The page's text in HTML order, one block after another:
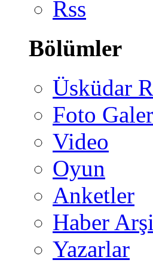
Rss
Bölümler
Üsküdar
Foto
Video
Oyun
Anketler
Haber
Yazarlar